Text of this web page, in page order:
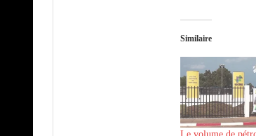
Similaire